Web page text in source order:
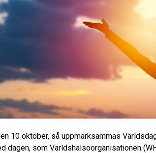
10 oktober, så uppmärksammas
dagen, som Världshälsoorganisationen